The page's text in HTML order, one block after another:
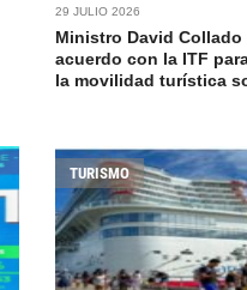
29 JULIO 2026
Ministro David Collado
acuerdo con la ITF
la movilidad turística
TURISMO